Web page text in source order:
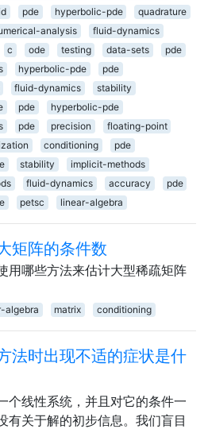
pde hyperbolic-pde
quadrature
analysis
fluid-dynamics
c ode testing data-sets
pde
hyperbolic-pde
pde
fluid-dynamics
stability
pde
hyperbolic-pde
pde precision
floating-point
conditioning
pde
stability
implicit-methods
fluid-dynamics accuracy
pde
petsc linear-algebra
矩阵的条件数
用哪些方法来估计大型稀疏矩阵
algebra matrix conditioning
法时出现不适的症状是什
个线性系统，并且对它的条件一
有关于解的初步信息。我们盲目